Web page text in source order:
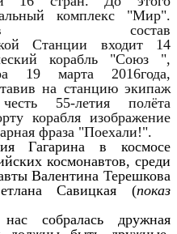
комплекс "Мир".
состав
Станции входит 14
корабль "Союз ",
19 марта 2016года,
на станцию экипаж
55-летия полёта
корабля изображение
фраза "Поехали!".
Гагарина в космосе
космонавтов, среди
Валентина Терешкова
Савицкая (показ
собралась дружная